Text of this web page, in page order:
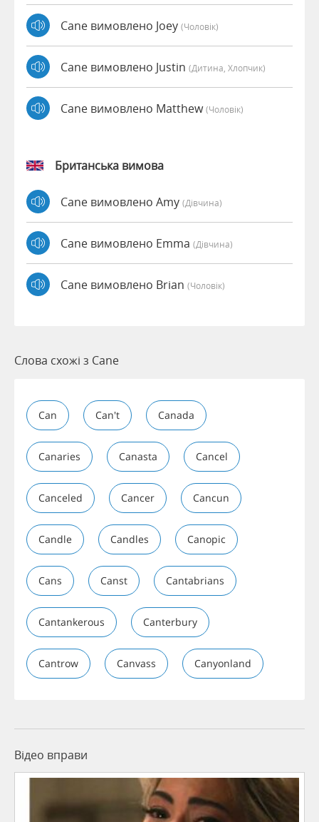
Cane вимовлено Joey (чоловік)
Cane вимовлено Justin (дитина, Хлопчик)
Cane вимовлено Matthew(чоловік)
Британська вимова
Cane вимовлено Amy (дівчина)
Cane вимовлено Emma (дівчина)
Cane вимовлено Brian (чоловік)
Слова схожі з Cane
Can Can't Canada
Canaries Canasta Cancel
Canceled Cancer Cancun
Candle Candles Canopic
Cans Canst Cantabrians
Cantankerous Canterbury
Cantrow Canvass Canyonland
Відео вправи